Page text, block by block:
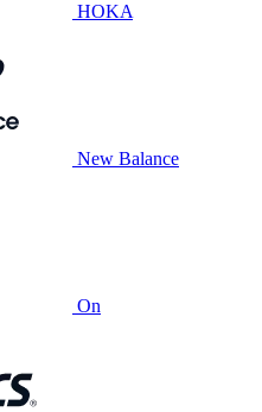
HOKA
New Balance
On